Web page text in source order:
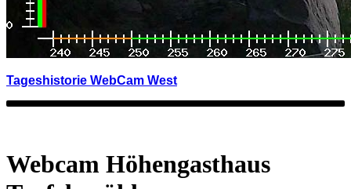
Tageshistorie WebCam West
Webcam Höhengasthaus